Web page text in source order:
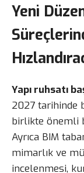
Yeni
Yapı ruhsatı
2027 tarihinde
birlikte önemli
Ayrıca BIM
mimarlık ve
incelenmesi,